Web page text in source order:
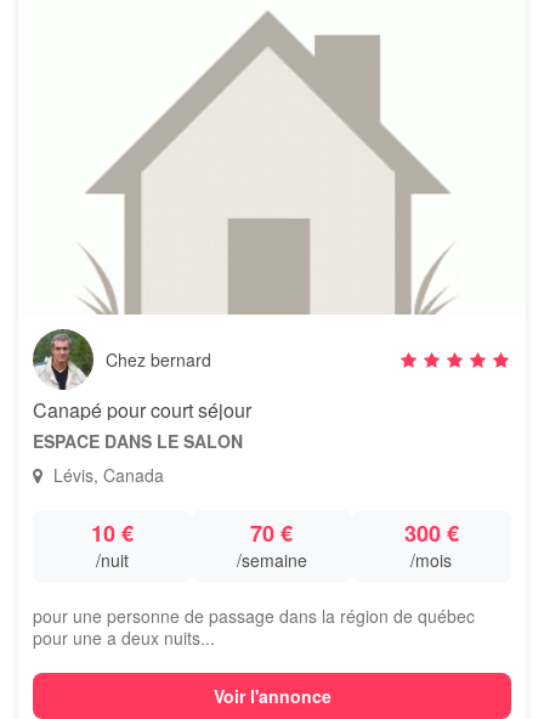
Chez bernard
Canapé pour court séjour
ESPACE DANS LE SALON
Lévis, Canada
10 €
/nuit
70 €
/semaine
300 €
/mois
pour une personne de passage dans la région de québec
pour une a deux nuits...
Voir l'annonce